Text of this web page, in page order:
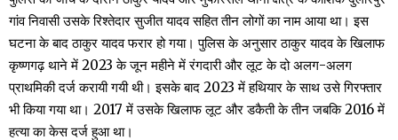
गांव निवासी उसके रिश्तेदार सुजीत यादव सहित तीन लोगों का नाम आया था। इस
घटना के बाद ठाकुर यादव फरार हो गया। पुलिस के अनुसार ठाकुर यादव के खिलाफ
कृष्णगढ़ थाने में 2023 के जून महीने में रंगदारी और लूट के दो अलग-अलग
प्राथमिकी दर्ज करायी गयी थी। इसके बाद 2023 में हथियार के साथ उसे गिरफ्तार
भी किया गया था। 2017 में उसके खिलाफ लूट और डकैती के तीन जबकि 2016 में
हत्या का केस दर्ज हुआ था।